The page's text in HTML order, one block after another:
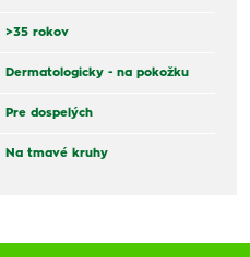
>35 rokov
Dermatologicky - na pokožku
Pre dospelých
Na tmavé kruhy